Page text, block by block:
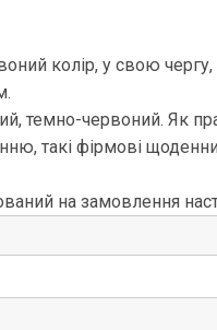
колір, у свою чергу,
темно-червоний. Як
такі фірмові
на замовлення